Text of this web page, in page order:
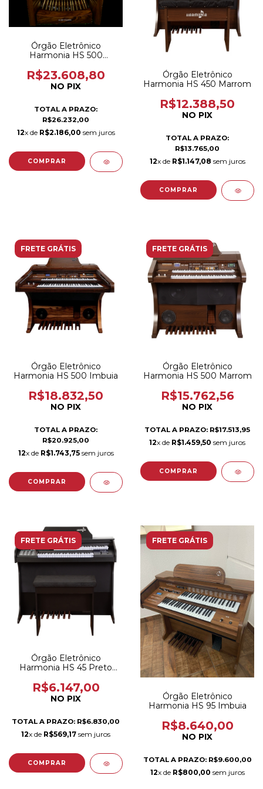
Órgão Eletrônico
Harmonia HS 500
R$23.608,80
NO PIX
TOTAL A PRAZO:
R$26.232,00
12x de R$2.186,00 sem juros
Órgão Eletrônico
Harmonia HS 450 Marrom
R$12.388,50
NO PIX
TOTAL A PRAZO:
R$13.765,00
12x de R$1.147,08 sem juros
FRETE GRÁTIS
Órgão Eletrônico
Harmonia HS 500 Imbuia
R$18.832,50
NO PIX
TOTAL A PRAZO:
R$20.925,00
12x de R$1.743,75sem juros
FRETE GRÁTIS
Órgão Eletrônico
Harmonia HS 500 Marrom
R$15.762,56
NO PIX
TOTAL A PRAZO: R$17.513,95
12x de R$1.459,50 sem juros
FRETE GRÁTIS
Órgão Eletrônico
Harmonia HS 45 Preto
R$6.147,00
NO PIX
TOTAL A PRAZO: R$6.830,00
12x de R$569,17 sem juros
FRETE GRÁTIS
Órgão Eletrônico
Harmonia HS 95 Imbuia
R$8.640,00
NO PIX
TOTAL A PRAZO: R$9.600,00
12x de R$800,00 sem juros